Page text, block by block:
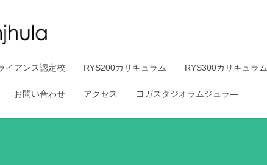
イアンス認定校 RYS200カリキュラム RYS300カリキュラム
お問い合わせ アクセス ヨガスタジオラムジュラ―